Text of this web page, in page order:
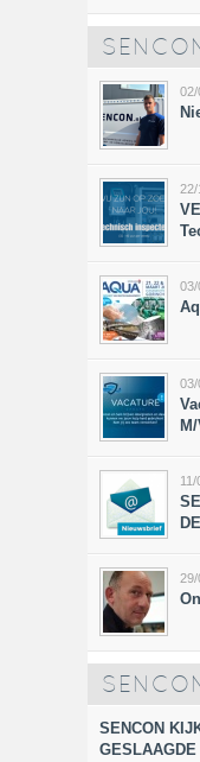
02/
03/
03/
SENCON
GESLAAGDE